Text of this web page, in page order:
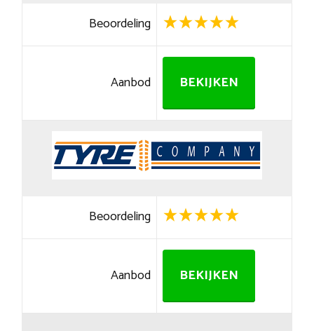
Beoordeling
Aanbod BEKIJKEN
Beoordeling
Aanbod BEKIJKEN